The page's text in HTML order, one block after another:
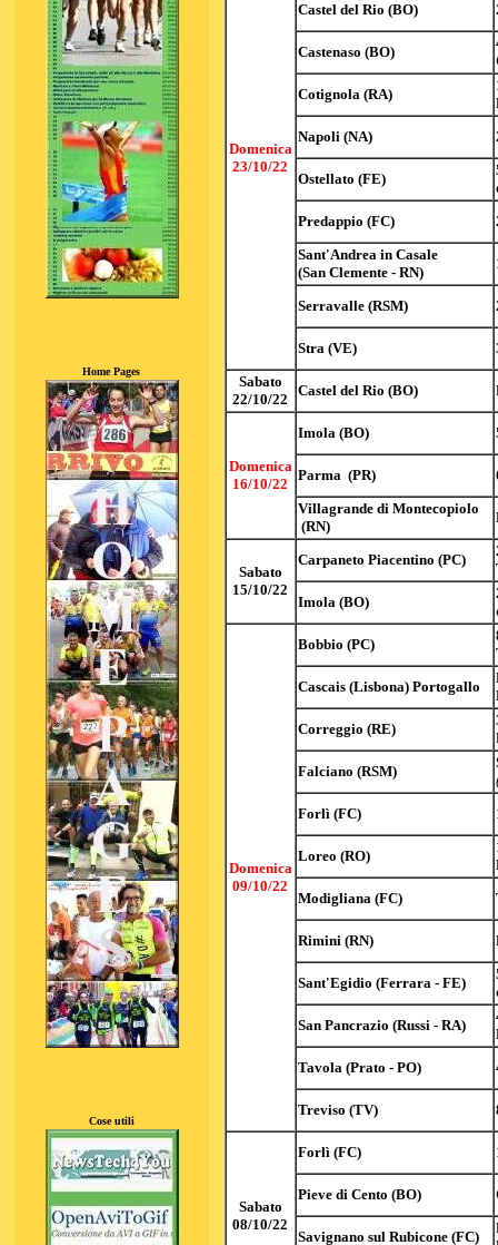
Domenica
23/10/22
Castel del Rio (BO)
Castenaso (BO)
Cotignola (RA)
Napoli (NA)
Ostellato (FE)
Predappio (FC)
Sant'Andrea in Casale
(San Clemente - RN)
Serravalle (RSM)
Stra (VE)
Sabato
22/10/22
Castel del Rio (BO)
Domenica
16/10/22
Imola (BO)
Parma (PR)
Villagrande di Montecopiolo
(RN)
Sabato
15/10/22
Carpaneto Piacentino (PC)
Imola (BO)
Domenica
09/10/22
Bobbio (PC)
Cascais (Lisbona) Portogallo
Correggio (RE)
Falciano (RSM)
Forlì (FC)
Loreo (RO)
Modigliana (FC)
Rimini (RN)
Sant'Egidio (Ferrara - FE)
San Pancrazio (Russi - RA)
Tavola (Prato - PO)
Treviso (TV)
Sabato
08/10/22
Forlì (FC)
Pieve di Cento (BO)
Savignano sul Rubicone (FC)
Home Pages
Cose utili